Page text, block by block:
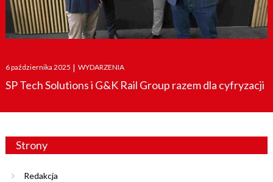
Posted
on
6 października 2025 | WYDARZENIA
SP Tech Solutions i G&K Rail Group razem dla cyfryzacji
Strony
Redakcja